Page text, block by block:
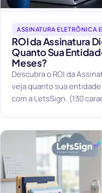
ASSINATURA ELETRÔNICA
ROI da Assinatura
Quanto Sua
Meses?
Descubra o ROI da
veja quanto sua
com a LetsSign. (130